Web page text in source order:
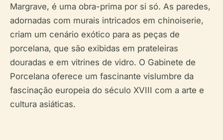
Margrave, é uma obra-prima por si só. As paredes,
adornadas com murais intricados em chinoiserie,
criam um cenário exótico para as peças de
porcelana, que são exibidas em prateleiras
douradas e em vitrines de vidro. O Gabinete de
Porcelana oferece um fascinante vislumbre da
fascinação europeia do século XVIII com a arte e
cultura asiáticas.